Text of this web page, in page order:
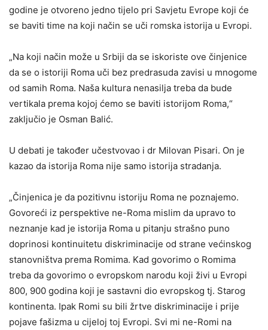
godine je otvoreno jedno tijelo pri Savjetu Evrope koji će
se baviti time na koji način se uči romska istorija u Evropi.
„Na koji način može u Srbiji da se iskoriste ove činjenice
da se o istoriji Roma uči bez predrasuda zavisi u mnogome
od samih Roma. Naša kultura nenasilja treba da bude
vertikala prema kojoj ćemo se baviti istorijom Roma,“
zaključio je Osman Balić.
U debati je također učestvovao i dr Milovan Pisari. On je
kazao da istorija Roma nije samo istorija stradanja.
„Činjenica je da pozitivnu istoriju Roma ne poznajemo.
Govoreći iz perspektive ne-Roma mislim da upravo to
neznanje kad je istorija Roma u pitanju strašno puno
doprinosi kontinuitetu diskriminacije od strane većinskog
stanovništva prema Romima. Kad govorimo o Romima
treba da govorimo o evropskom narodu koji živi u Evropi
800, 900 godina koji je sastavni dio evropskog tj. Starog
kontinenta. Ipak Romi su bili žrtve diskriminacije i prije
pojave fašizma u cijeloj toj Evropi. Svi mi ne-Romi na